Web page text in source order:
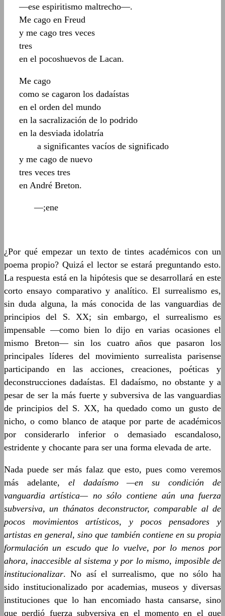
—ese espiritismo maltrecho—.
Me cago en Freud
y me cago tres veces
tres
en el pocoshuevos de Lacan.
Me cago
como se cagaron los dadaístas
en el orden del mundo
en la sacralización de lo podrido
en la desviada idolatría
a significantes vacíos de significado
y me cago de nuevo
tres veces tres
en André Breton.
—;ene
¿Por qué empezar un texto de tintes académicos con un
poema propio? Quizá el lector se estará preguntando esto.
La respuesta está en la hipótesis que se desarrollará en este
corto ensayo comparativo y analítico. El surrealismo es,
sin duda alguna, la más conocida de las vanguardias de
principios del S. XX; sin embargo, el surrealismo es
impensable —como bien lo dijo en varias ocasiones el
mismo Breton— sin los cuatro años que pasaron los
principales líderes del movimiento surrealista parisense
participando en las acciones, creaciones, poéticas y
deconstrucciones dadaístas. El dadaísmo, no obstante y a
pesar de ser la más fuerte y subversiva de las vanguardias
de principios del S. XX, ha quedado como un gusto de
nicho, o como blanco de ataque por parte de académicos
por considerarlo inferior o demasiado escandaloso,
estridente y chocante para ser una forma elevada de arte.
Nada puede ser más falaz que esto, pues como veremos
más adelante, el dadaísmo —en su condición de
vanguardia artística— no sólo contiene aún una fuerza
subversiva, un thánatos deconstructor, comparable al de
pocos movimientos artísticos, y pocos pensadores y
artistas en general, sino que también contiene en su propia
formulación un escudo que lo vuelve, por lo menos por
ahora, inaccesible al sistema y por lo mismo, imposible de
institucionalizar. No así el surrealismo, que no sólo ha
sido institucionalizado por academias, museos y diversas
instituciones que lo han encomiado hasta cansarse, sino
que perdió fuerza subversiva en el momento en el que